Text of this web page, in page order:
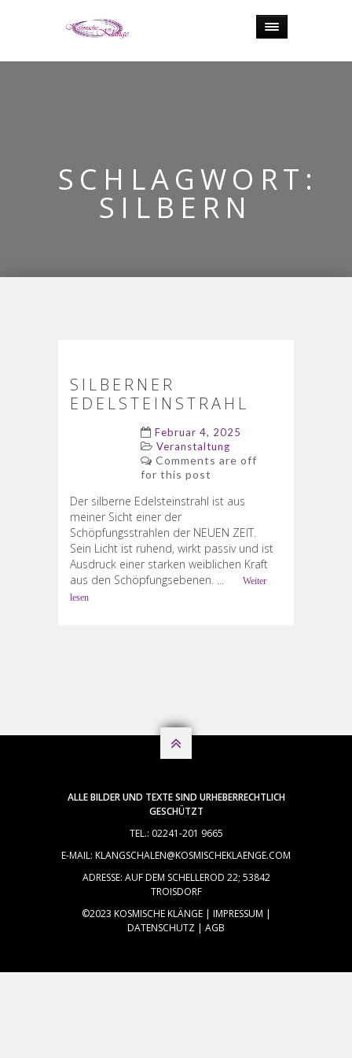
SCHLAGWORT:
SILBERN
SILBERNER
EDELSTEINSTRAHL
Februar 4, 2025
Veranstaltung
Comments are off
for this post
Der silberne Edelsteinstrahl ist aus
meiner Sicht einer der
Schöpfungsstrahlen der NEUEN ZEIT.
Sein Licht ist ruhend, wirkt passiv und ist
Ausdruck einer starken weiblichen Kraft
aus den Schöpfungsebenen. ...
Weiter
lesen

ALLE BILDER UND TEXTE SIND URHEBERRECHTLICH
GESCHÜTZT
TEL.: 02241-201 9665
E-MAIL: KLANGSCHALEN@KOSMISCHEKLAENGE.COM
ADRESSE: AUF DEM SCHELLEROD 22; 53842
TROISDORF
©2023 KOSMISCHE KLÄNGE | IMPRESSUM |
DATENSCHUTZ | AGB